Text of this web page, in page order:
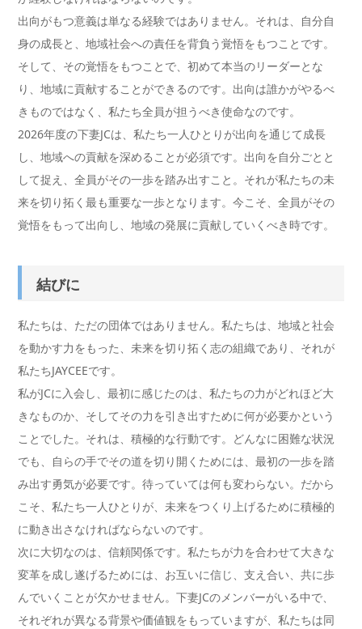
出向がもつ意義は単なる経験ではありません。それは、自分自
身の成長と、地域社会への責任を背負う覚悟をもつことです。
そして、その覚悟をもつことで、初めて本当のリーダーとな
り、地域に貢献することができるのです。出向は誰かがやるべ
きものではなく、私たち全員が担うべき使命なのです。
2026年度の下妻JCは、私たち一人ひとりが出向を通じて成長
し、地域への貢献を深めることが必須です。出向を自分ごとと
して捉え、全員がその一歩を踏み出すこと。それが私たちの未
来を切り拓く最も重要な一歩となります。今こそ、全員がその
覚悟をもって出向し、地域の発展に貢献していくべき時です。
結びに
私たちは、ただの団体ではありません。私たちは、地域と社会
を動かす力をもった、未来を切り拓く志の組織であり、それが
私たちJAYCEEです。
私がJCに入会し、最初に感じたのは、私たちの力がどれほど大
きなものか、そしてその力を引き出すために何が必要かという
ことでした。それは、積極的な行動です。どんなに困難な状況
でも、自らの手でその道を切り開くためには、最初の一歩を踏
み出す勇気が必要です。待っていては何も変わらない。だから
こそ、私たち一人ひとりが、未来をつくり上げるために積極的
に動き出さなければならないのです。
次に大切なのは、信頼関係です。私たちが力を合わせて大きな
変革を成し遂げるためには、お互いに信じ、支え合い、共に歩
んでいくことが欠かせません。下妻JCのメンバーがいる中で、
それぞれが異なる背景や価値観をもっていますが、私たちは同